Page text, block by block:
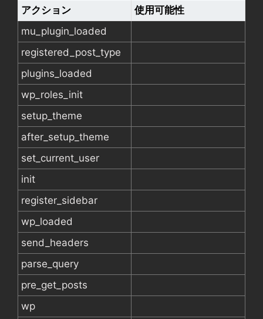
アクション
使用可能性
mu_plugin_loaded
registered_post_type
plugins_loaded
wp_roles_init
setup_theme
after_setup_theme
set_current_user
init
register_sidebar
wp_loaded
send_headers
parse_query
pre_get_posts
wp